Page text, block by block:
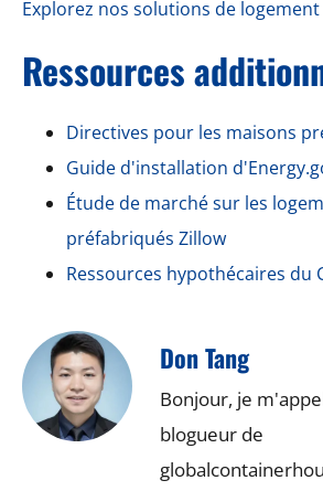
Explorez nos solutions de logement
Ressources
Directives pour les maisons
Guide d'installation
Étude de marché sur les
préfabriqués Zillow
Ressources hypothécaires du
Don Tang
Bonjour, je
blogueur de